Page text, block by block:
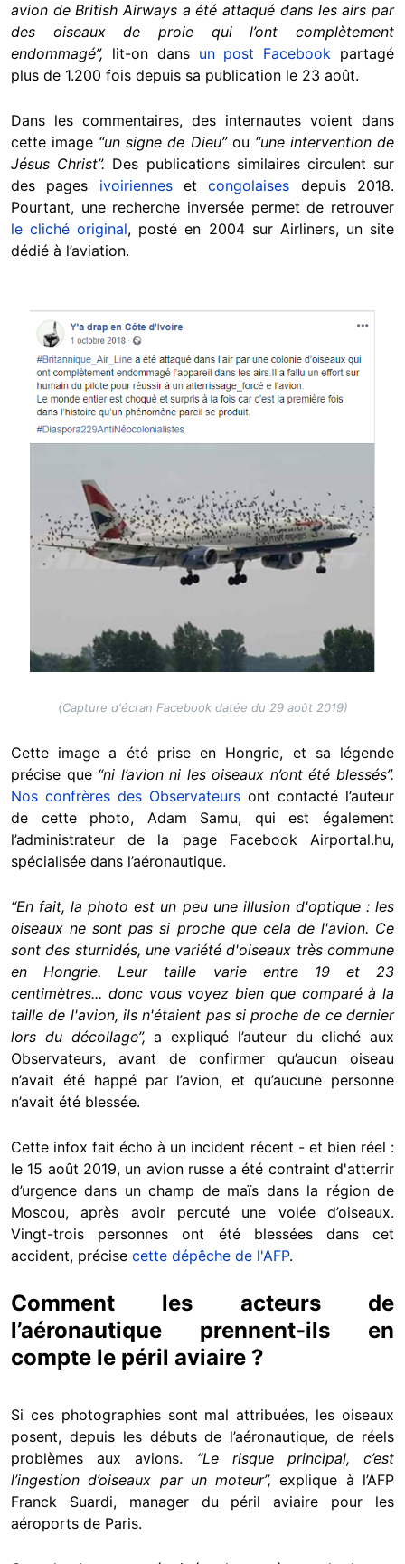
avion de British Airways a été attaqué dans les airs par
des oiseaux de proie qui l’ont complètement
endommagé”, lit-on dans un post Facebook partagé
plus de 1.200 fois depuis sa publication le 23 août.
Dans les commentaires, des internautes voient dans
cette image “un signe de Dieu” ou “une intervention de
Jésus Christ”. Des publications similaires circulent sur
des pages ivoiriennesetcongolaises depuis 2018.
Pourtant, une recherche inversée permet de retrouver
le cliché original, posté en 2004 sur Airliners, un site
dédié à l’aviation.
Image
(Capture d'écran Facebook datée du 29 août 2019)
Cette image a été prise en Hongrie, et sa légende
précise que “ni l’avion ni les oiseaux n’ont été blessés”.
Nos confrères des Observateurs ont contacté l’auteur
de cette photo, Adam Samu, qui est également
l’administrateur de la page Facebook Airportal.hu,
spécialisée dans l’aéronautique.
“En fait, la photo est un peu une illusion d'optique : les
oiseaux ne sont pas si proche que cela de l'avion. Ce
sont des sturnidés, une variété d'oiseaux très commune
en Hongrie. Leur taille varie entre 19 et 23
centimètres... donc vous voyez bien que comparé à la
taille de l'avion, ils n'étaient pas si proche de ce dernier
lors du décollage”,a expliqué l’auteur du cliché aux
Observateurs, avant de confirmer qu’aucun oiseau
n’avait été happé par l’avion, et qu’aucune personne
n’avait été blessée.
Cette infox fait écho à un incident récent - et bien réel :
le 15 août 2019, un avion russe a été contraint d'atterrir
d’urgence dans un champ de maïs dans la région de
Moscou, après avoir percuté une volée d’oiseaux.
Vingt-trois personnes ont été blessées dans cet
accident, précise cette dépêche de l'AFP.
Comment les acteurs de
l’aéronautique prennent-ils en
compte le péril aviaire ?
Si ces photographies sont mal attribuées, les oiseaux
posent, depuis les débuts de l’aéronautique, de réels
problèmes aux avions. “Le risque principal, c’est
l’ingestion d’oiseaux par un moteur”,explique à l’AFP
Franck Suardi, manager du péril aviaire pour les
aéroports de Paris.